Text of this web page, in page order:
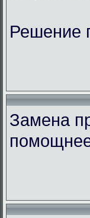
Решение
Замена